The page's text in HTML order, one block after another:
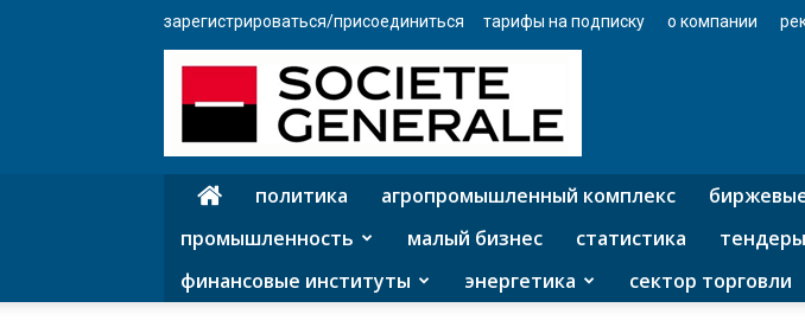
зарегистрироваться/присоединиться тарифы на подписку о компании
политика агропромышленный комплекс
промышленность
малый бизнес статистика
финансовые институты
энергетика сектор торговли